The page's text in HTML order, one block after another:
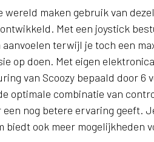
maken gebruik van
Met een joystick
terwijl je toch een
op doen. Met eigen
van Scoozy bepaald door
optimale combinatie van
nog betere ervaring geeft.
biedt ook meer mogelijkheden